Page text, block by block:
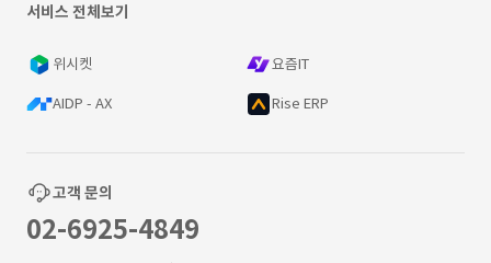
서비스 전체보기
위시켓 요즘IT
AIDP - AX Rise ERP
고객 문의
02-6925-4849